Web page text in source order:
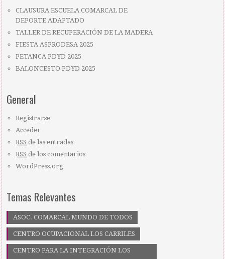
CLAUSURA ESCUELA COMARCAL DE
DEPORTE ADAPTADO
TALLER DE RECUPERACIÓN DE LA MADERA
FIESTA ASPRODESA 2025
PETANCA PDYD 2025
BALONCESTO PDYD 2025
General
Registrarse
Acceder
RSS de las entradas
RSS de los comentarios
WordPress.org
Temas Relevantes
ASOC. COMARCAL MUNDO DE TODOS
CENTRO OCUPACIONAL LOS CARRILES
CENTRO PARA LA INTEGRACIÓN LOS